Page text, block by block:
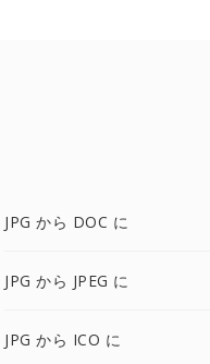
JPG から DOC に
JPG から JPEG に
JPG から ICO に